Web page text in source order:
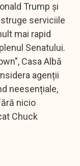
Trump și
serviciile
mai rapid
Senatului.
Casa Albă
agenții
neesențiale,
nicio
Chuck